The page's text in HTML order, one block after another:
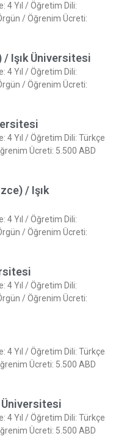
4 Yıl / Öğretim Dili:
/ Öğrenim Ücreti:
Işık Üniversitesi
4 Yıl / Öğretim Dili:
/ Öğrenim Ücreti:
4 Yıl / Öğretim Dili: Türkçe
Ücreti: 5.500 ABD
/ Işık
4 Yıl / Öğretim Dili:
/ Öğrenim Ücreti:
4 Yıl / Öğretim Dili:
/ Öğrenim Ücreti:
4 Yıl / Öğretim Dili: Türkçe
Ücreti: 5.500 ABD
Üniversitesi
4 Yıl / Öğretim Dili: Türkçe
Ücreti: 5.500 ABD